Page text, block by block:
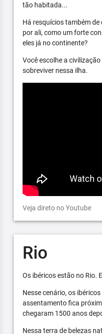
tão habitada...
Há resquícios também
por ali, como um forte
eles já no continente?
Você escolhe a
sobreviver nessa ilha.
Veja direto no Youtube
Rio
Os ibéricos estão no Rio.
Nesse cenário, os
assentamento fica
chegaram 1500 anos
Nessa terra de belezas